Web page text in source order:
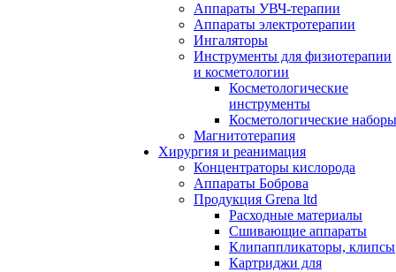
Аппараты УВЧ-терапии
Аппараты электротерапии
Ингаляторы
Инструменты для физиотерапии
и косметологии
Косметологические
инструменты
Косметологические наборы
Магнитотерапия
Хирургия и реанимация
Концентраторы кислорода
Аппараты Боброва
Продукция Grena ltd
Расходные материалы
Сшивающие аппараты
Клипаппликаторы, клипсы
Картриджи для